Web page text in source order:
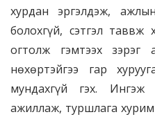
хурдан эргэлдэж,
болохгүй, сэтгэл таввж
огтолж гэмтээх
нөхөртэйгээ гар
мундахгүй гэх.
ажиллаж, туршлага